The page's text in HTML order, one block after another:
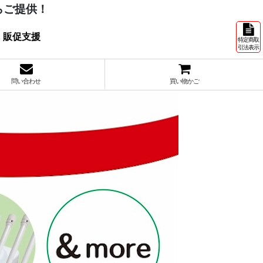
提供！
促支援
特定商取
引法表示
問い合わせ 買い物かご